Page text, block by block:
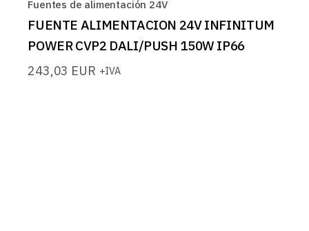
Fuentes de alimentación 24V
FUENTE ALIMENTACION 24V INFINITUM
POWER CVP2 DALI/PUSH 150W IP66
243,03 EUR +IVA